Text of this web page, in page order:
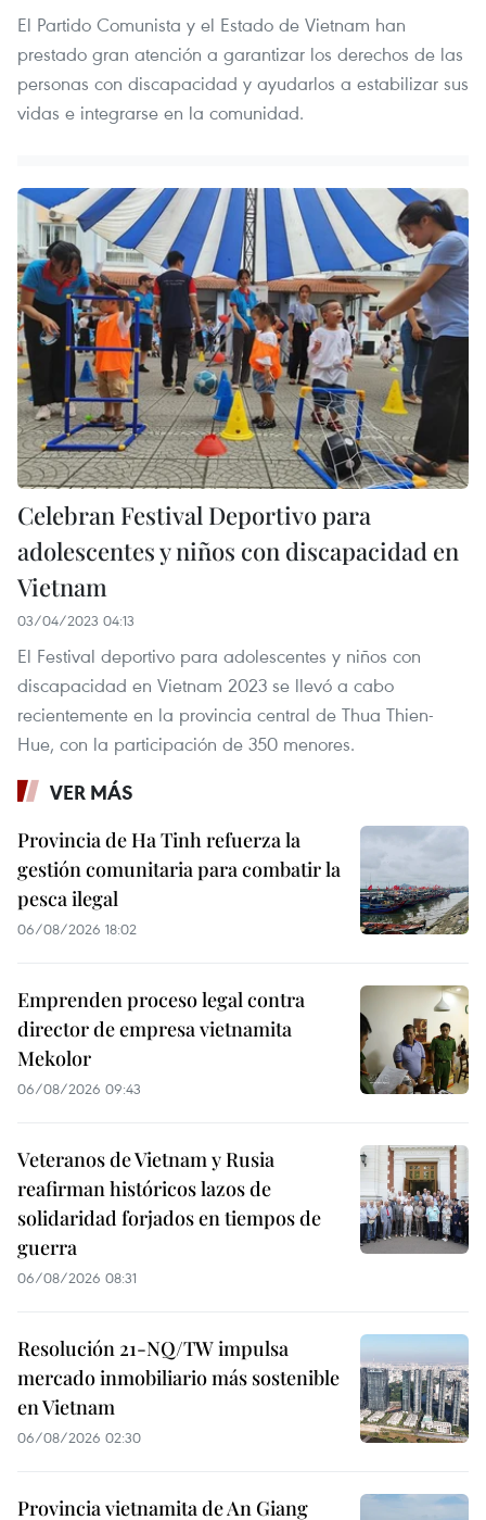
El Partido Comunista y el Estado de Vietnam han
prestado gran atención a garantizar los derechos de las
personas con discapacidad y ayudarlos a estabilizar sus
vidas e integrarse en la comunidad.
Celebran Festival Deportivo para
adolescentes y niños con discapacidad en
Vietnam
03/04/2023 04:13
El Festival deportivo para adolescentes y niños con
discapacidad en Vietnam 2023 se llevó a cabo
recientemente en la provincia central de Thua Thien-
Hue, con la participación de 350 menores.
VER MÁS
Provincia de Ha Tinh refuerza la
gestión comunitaria para combatir la
pesca ilegal
06/08/2026 18:02
Emprenden proceso legal contra
director de empresa vietnamita
Mekolor
06/08/2026 09:43
Veteranos de Vietnam y Rusia
reafirman históricos lazos de
solidaridad forjados en tiempos de
guerra
06/08/2026 08:31
Resolución 21-NQ/TW impulsa
mercado inmobiliario más sostenible
en Vietnam
06/08/2026 02:30
Provincia vietnamita de An Giang